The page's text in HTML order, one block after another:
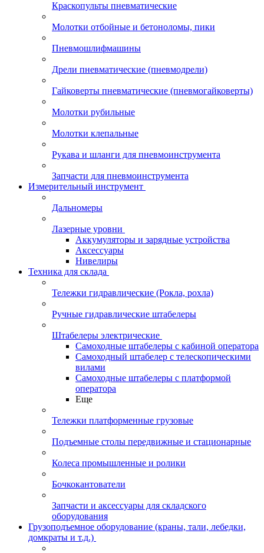
Краскопульты пневматические
Молотки отбойные и бетоноломы, пики
Пневмошлифмашины
Дрели пневматические (пневмодрели)
Гайковерты пневматические (пневмогайковерты)
Молотки рубильные
Молотки клепальные
Рукава и шланги для пневмоинструмента
Запчасти для пневмоинструмента
Измерительный инструмент
Дальномеры
Лазерные уровни
Аккумуляторы и зарядные устройства
Аксессуары
Нивелиры
Техника для склада
Тележки гидравлические (Рокла, рохла)
Ручные гидравлические штабелеры
Штабелеры электрические
Самоходные штабелеры с кабиной оператора
Самоходный штабелер с телескопическими
вилами
Самоходные штабелеры с платформой
оператора
Еще
Тележки платформенные грузовые
Подъемные столы передвижные и стационарные
Колеса промышленные и ролики
Бочкокантователи
Запчасти и аксессуары для складского
оборудования
Грузоподъемное оборудование (краны, тали, лебедки,
домкраты и т.д.)